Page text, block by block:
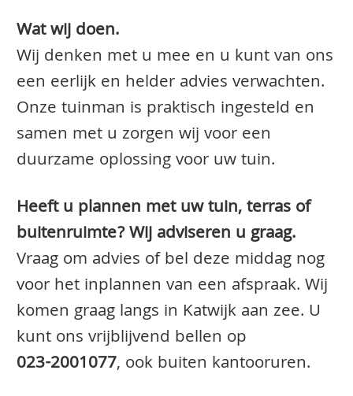
Wat wij doen.
Wij denken met u mee en u kunt van ons
een eerlijk en helder advies verwachten.
Onze tuinman is praktisch ingesteld en
samen met u zorgen wij voor een
duurzame oplossing voor uw tuin.
Heeft u plannen met uw tuin, terras of
buitenruimte? Wij adviseren u graag.
Vraag om advies of bel deze middag nog
voor het inplannen van een afspraak. Wij
komen graag langs in Katwijk aan zee. U
kunt ons vrijblijvend bellen op
023-2001077, ook buiten kantooruren.